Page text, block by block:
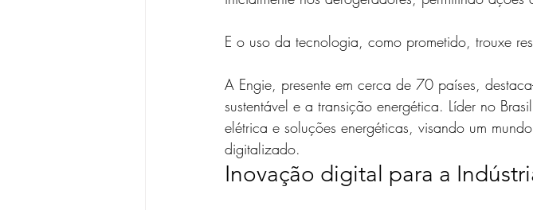
E o uso da tecnologia, como prometido, trouxe
A Engie, presente em cerca de 70 países,
sustentável e a transição energética. Líder no
elétrica e soluções energéticas, visando um
digitalizado.
Inovação digital para a